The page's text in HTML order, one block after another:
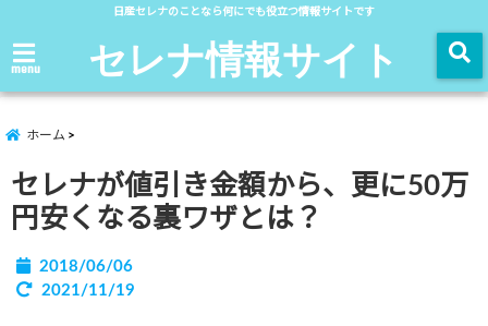
日産セレナのことなら何にでも役立つ情報サイトです
menu セレナ情報サイト
ホーム
セレナが値引き金額から、更に50万
円安くなる裏ワザとは？
2018/06/06
2021/11/19